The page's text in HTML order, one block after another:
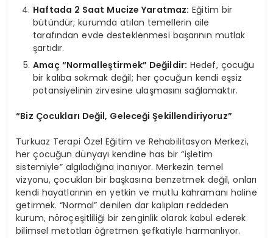
Haftada 2 Saat Mucize Yaratmaz: Eğitim bir
bütündür; kurumda atılan temellerin aile
tarafından evde desteklenmesi başarının mutlak
şartıdır.
Amaç “Normalleştirmek” Değildir: Hedef, çocuğu
bir kalıba sokmak değil; her çocuğun kendi eşsiz
potansiyelinin zirvesine ulaşmasını sağlamaktır.
“Biz Çocukları Değil, Geleceği Şekillendiriyoruz”
Turkuaz Terapi Özel Eğitim ve Rehabilitasyon Merkezi,
her çocuğun dünyayı kendine has bir “işletim
sistemiyle” algıladığına inanıyor. Merkezin temel
vizyonu, çocukları bir başkasına benzetmek değil, onları
kendi hayatlarının en yetkin ve mutlu kahramanı haline
getirmek. “Normal” denilen dar kalıpları reddeden
kurum, nöroçeşitliliği bir zenginlik olarak kabul ederek
bilimsel metotları öğretmen şefkatiyle harmanlıyor.